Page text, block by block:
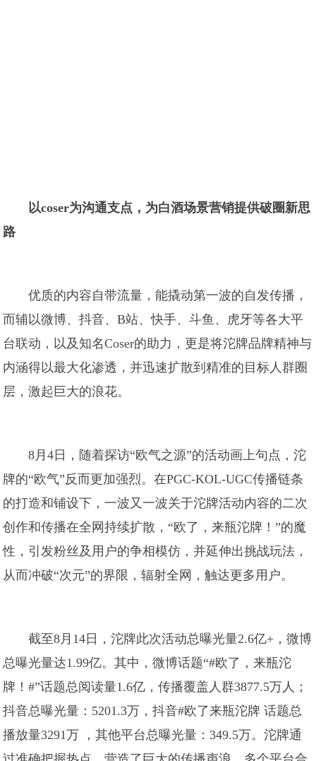
以coser为沟通支点，为白酒场景营销提供破圈新思
路
优质的内容自带流量，能撬动第一波的自发传播，
而辅以微博、抖音、B站、快手、斗鱼、虎牙等各大平
台联动，以及知名Coser的助力，更是将沱牌品牌精神与
内涵得以最大化渗透，并迅速扩散到精准的目标人群圈
层，激起巨大的浪花。
8月4日，随着探访“欧气之源”的活动画上句点，沱
牌的“欧气”反而更加强烈。在PGC-KOL-UGC传播链条
的打造和铺设下，一波又一波关于沱牌活动内容的二次
创作和传播在全网持续扩散，“欧了，来瓶沱牌！”的魔
性，引发粉丝及用户的争相模仿，并延伸出挑战玩法，
从而冲破“次元”的界限，辐射全网，触达更多用户。
截至8月14日，沱牌此次活动总曝光量2.6亿+，微博
总曝光量达1.99亿。其中，微博话题“#欧了，来瓶沱
牌！#”话题总阅读量1.6亿，传播覆盖人群3877.5万人；
抖音总曝光量：5201.3万，抖音#欧了来瓶沱牌 话题总
播放量3291万 ，其他平台总曝光量：349.5万。沱牌通